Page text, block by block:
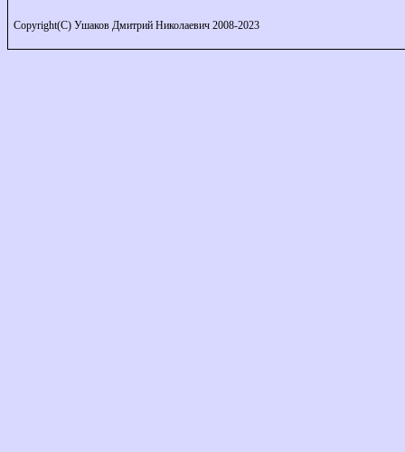
Copyright(C) Ушаков Дмитрий Николаевич 2008-2023